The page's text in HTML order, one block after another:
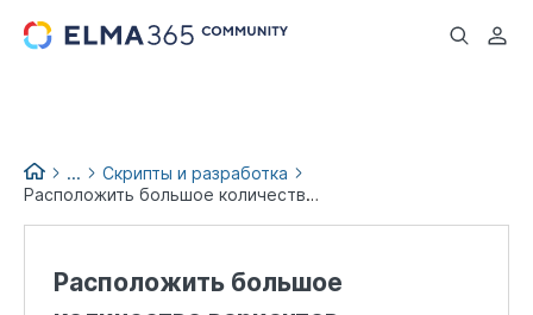
...
...
Скрипты и разработка
Расположить большое количество вариантов множественной категории в двух колонках
Расположить большое